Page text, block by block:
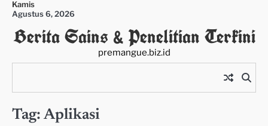
Skip
content
Kamis
Agustus 6, 2026
Berita Sains & Penelitian Terkini
premangue.biz.id
Tag:Aplikasi